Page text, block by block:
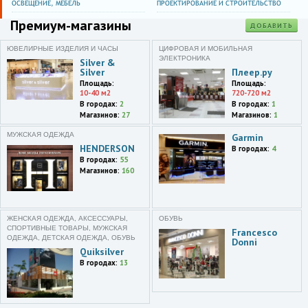
Воронеж
ул. Кольцовская,35
Донецк
ул. Артёма,125/2
Санкт-Петербург
Лиговский просп.,30,литера А
Санкт-Петербург
Невский просп.,114-116
Санкт-Петербург
ул. Большая Конюшенная,21-
23
Санкт-Петербург
Большой проспект
Петроградской стороны,29А
Ростов-на-Дону
просп. Михаила
Нагибина,32,корп. 2
ОСВЕЩЕНИЕ, МЕБЕЛЬ ПРОЕКТИРОВАНИЕ И СТРОИТЕЛЬСТВО
ДОБАВИТЬ
Премиум-магазины
ЮВЕЛИРНЫЕ ИЗДЕЛИЯ И ЧАСЫ
Silver &
Silver
Площадь:
10-40 м2
В городах: 2
Магазинов: 27
ЦИФРОВАЯ И МОБИЛЬНАЯ
ЭЛЕКТРОНИКА
Плеер.ру
Площадь:
720-720 м2
В городах: 1
Магазинов: 1
МУЖСКАЯ ОДЕЖДА
HENDERSON
В городах: 55
Магазинов: 160
Garmin
В городах: 4
ЖЕНСКАЯ ОДЕЖДА, АКСЕССУАРЫ,
СПОРТИВНЫЕ ТОВАРЫ, МУЖСКАЯ
ОДЕЖДА, ДЕТСКАЯ ОДЕЖДА, ОБУВЬ
Quiksilver
В городах: 13
ОБУВЬ
Francesco
Donni